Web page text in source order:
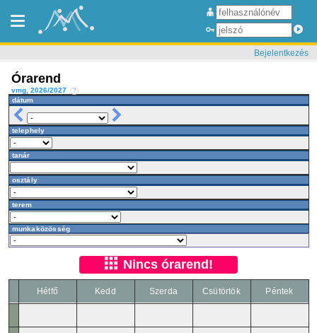
Bejelentkezés
Órarend
vmg, 2026/2027 ?
dátum
telephely
tanár
osztály
terem
munkaközösség
Nincs órarend!
Hétfő Kedd Szerda Csütörtök Péntek